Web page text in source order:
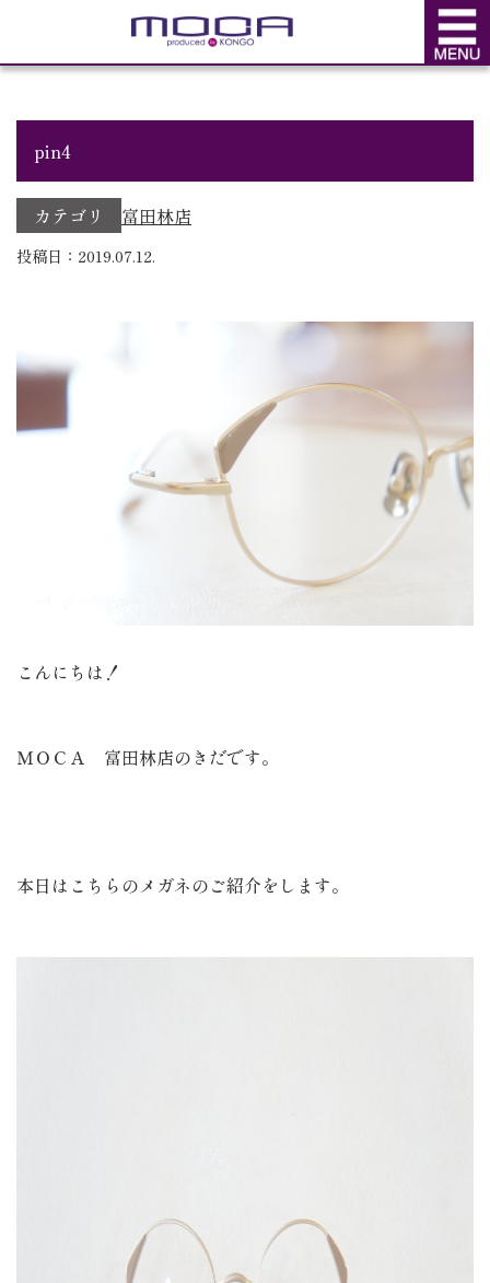
BLOG
pin4
カテゴリ 富田林店
投稿日：2019.07.12.
こんにちは！
ＭＯＣＡ 富田林店のきだです。
本日はこちらのメガネのご紹介をします。